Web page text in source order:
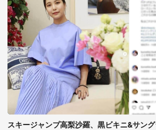
スキージャンプ高梨沙羅、黒ビキニ&サン